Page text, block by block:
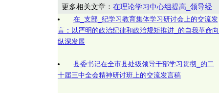
更多相关文章： 在理论学习中心组提高_领导经
在_支部_纪学习教育集体学习研讨会上的交流发
言：以严明的政治纪律和政治规矩推进_的自我革命向
纵深发展
县委书记在全市县处级领导干部学习贯彻_的二
十届三中全会精神研讨班上的交流发言稿